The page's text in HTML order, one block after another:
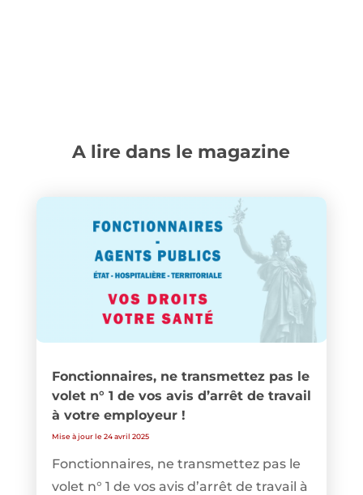
A lire dans le magazine
Fonctionnaires, ne transmettez pas le
volet n° 1 de vos avis d’arrêt de travail
à votre employeur !
Mise à jour le 24 avril 2025
Fonctionnaires, ne transmettez pas le
volet n° 1 de vos avis d’arrêt de travail à